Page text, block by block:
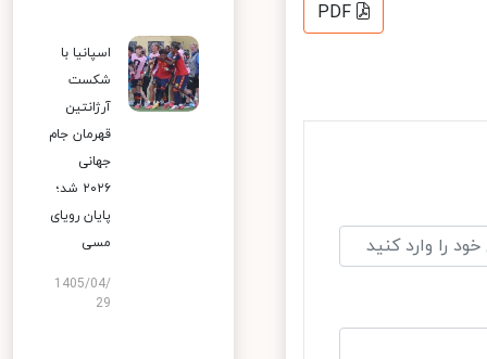
PDF
اسپانیا با
شکست
آرژانتین
قهرمان جام
جهانی
۲۰۲۶ شد؛
پایان رویای
مسی
1405/04/
29